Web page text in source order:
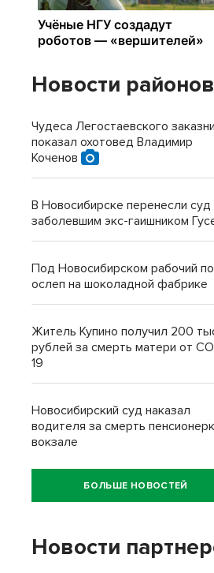
Новости районов
Чудеса Легостаевского
показал охотовед Владимир
Коченов
В Новосибирске перенесли суд
заболевшим экс-гаишником
Под Новосибирском рабочий
ослеп на шоколадной фабрике
Житель Купино получил 200
рублей за смерть матери от
19
Новосибирский суд наказал
водителя за смерть
вокзале
БОЛЬШЕ НОВОСТЕЙ
Новости